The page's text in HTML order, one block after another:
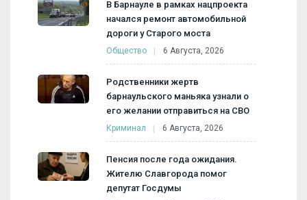
В Барнауле в рамках нацпроекта
начался ремонт автомобильной
дороги у Старого моста
Общество 6 Августа, 2026
Родственники жертв
барнаульского маньяка узнали о
его желании отправиться на СВО
Криминал 6 Августа, 2026
Пенсия после года ожидания.
Жителю Славгорода помог
депутат Госдумы